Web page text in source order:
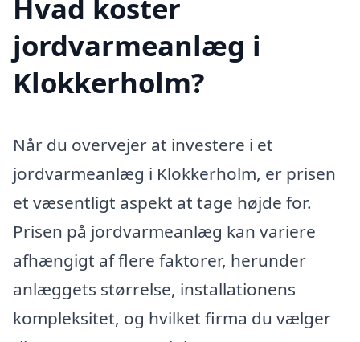
Hvad koster
jordvarmeanlæg i
Klokkerholm?
Når du overvejer at investere i et
jordvarmeanlæg i Klokkerholm, er prisen
et væsentligt aspekt at tage højde for.
Prisen på jordvarmeanlæg kan variere
afhængigt af flere faktorer, herunder
anlæggets størrelse, installationens
kompleksitet, og hvilket firma du vælger